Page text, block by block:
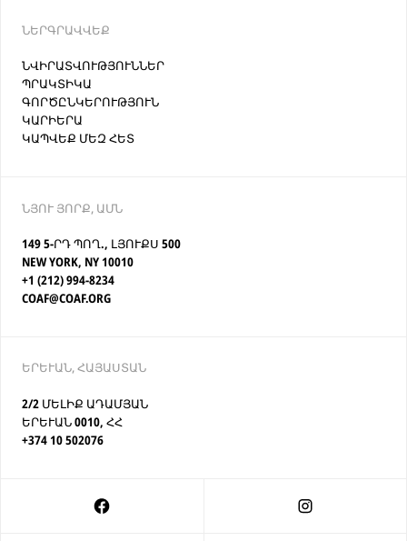
ՆԵՐԳՐԱՎՎԵՔ
ՆՎԻՐԱՏՎՈՒԹՅՈՒՆՆԵՐ
ՊՐԱԿՏԻԿԱ
ԳՈՐԾԸՆԿԵՐՈՒԹՅՈՒՆ
ԿԱՐԻԵՐԱ
ԿԱՊՎԵՔ ՄԵԶ ՀԵՏ
ՆՅՈՒ ՅՈՐՔ, ԱՄՆ
149 5-ՐԴ ՊՈՂ., ԼՅՈՒՔՍ 500
NEW YORK, NY 10010
+1 (212) 994-8234
COAF@COAF.ORG
ԵՐԵՒԱՆ, ՀԱՅԱՍՏԱՆ
2/2 ՄԵԼԻՔ ԱԴԱՄՅԱՆ
ԵՐԵՒԱՆ 0010, ՀՀ
+374 10 502076